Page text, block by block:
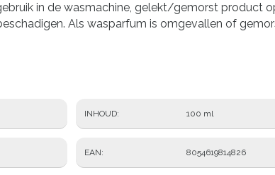
in de wasmachine, gelekt/gemorst product
Als wasparfum is omgevallen of
INHOUD 100 ml
EAN 8054619814826